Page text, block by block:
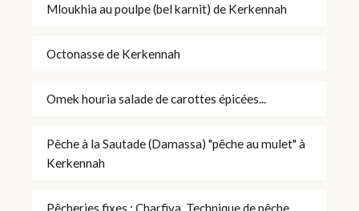
Mloukhia au poulpe (bel karnit) de Kerkennah
Octonasse de Kerkennah
Omek houria salade de carottes épicées...
Pêche à la Sautade (Damassa) "pêche au mulet" à
Kerkennah
Pêcheries fixes : Charfiya, Technique de pêche